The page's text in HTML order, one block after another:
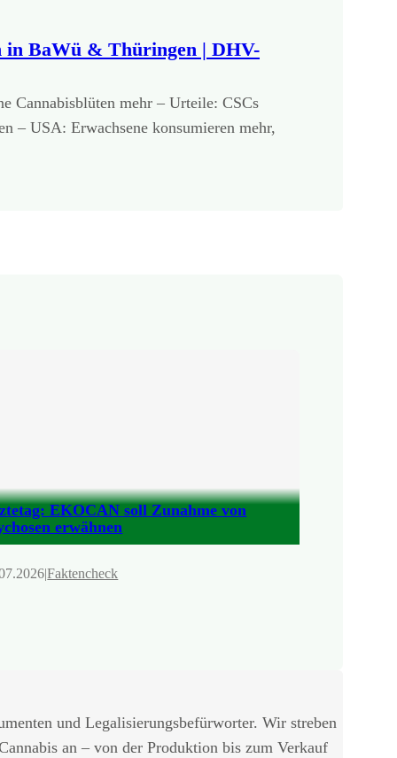
in BaWü & Thüringen | DHV-
Cannabisblüten mehr – Urteile: CSCs
– USA: Erwachsene konsumieren mehr,
EKOCAN soll Zunahme von
erwähnen
|Faktencheck
und Legalisierungsbefürworter. Wir streben
an – von der Produktion bis zum Verkauf